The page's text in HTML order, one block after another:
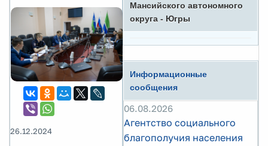
26.12.2024
Мансийского автономного
округа - Югры
Информационные
сообщения
06.08.2026
Агентство социального
благополучия населения